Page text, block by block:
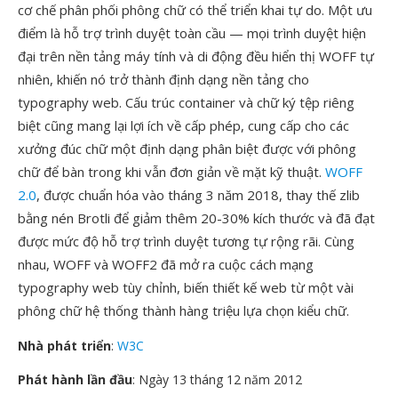
cơ chế phân phối phông chữ có thể triển khai tự do. Một ưu
điểm là hỗ trợ trình duyệt toàn cầu — mọi trình duyệt hiện
đại trên nền tảng máy tính và di động đều hiển thị WOFF tự
nhiên, khiến nó trở thành định dạng nền tảng cho
typography web. Cấu trúc container và chữ ký tệp riêng
biệt cũng mang lại lợi ích về cấp phép, cung cấp cho các
xưởng đúc chữ một định dạng phân biệt được với phông
chữ để bàn trong khi vẫn đơn giản về mặt kỹ thuật. WOFF
2.0, được chuẩn hóa vào tháng 3 năm 2018, thay thế zlib
bằng nén Brotli để giảm thêm 20-30% kích thước và đã đạt
được mức độ hỗ trợ trình duyệt tương tự rộng rãi. Cùng
nhau, WOFF và WOFF2 đã mở ra cuộc cách mạng
typography web tùy chỉnh, biến thiết kế web từ một vài
phông chữ hệ thống thành hàng triệu lựa chọn kiểu chữ.
Nhà phát triển: W3C
Phát hành lần đầu: Ngày 13 tháng 12 năm 2012